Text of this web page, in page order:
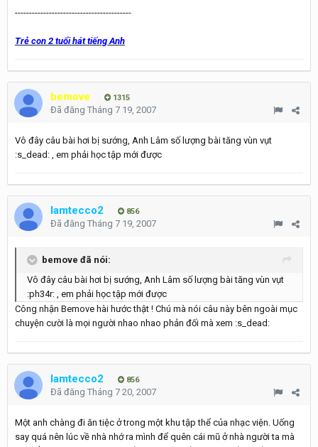
-----------------------------------------
Trẻ con 2 tuổi hát tiếng Anh
bemove 1315
Đã đăng Tháng 7 19, 2007
Vô đây câu bài hơi bị sướng, Anh Lâm số lượng bài tăng vùn vụt
:s_dead: , em phải học tập mới được
lamtecco2 856
Đã đăng Tháng 7 19, 2007
bemove đã nói:
Vô đây câu bài hơi bị sướng, Anh Lâm số lượng bài tăng vùn vụt
:ph34r: , em phải học tập mới được
Công nhận Bemove hài hước thật ! Chú mà nói câu này bên ngoài mục
chuyện cười là mọi người nhao nhao phản đối mà xem :s_dead:
lamtecco2 856
Đã đăng Tháng 7 20, 2007
Một anh chàng đi ăn tiệc ở trong một khu tập thể của nhạc viện. Uống
say quá nên lúc về nhà nhớ ra mình để quên cái mũ ở nhà người ta mà